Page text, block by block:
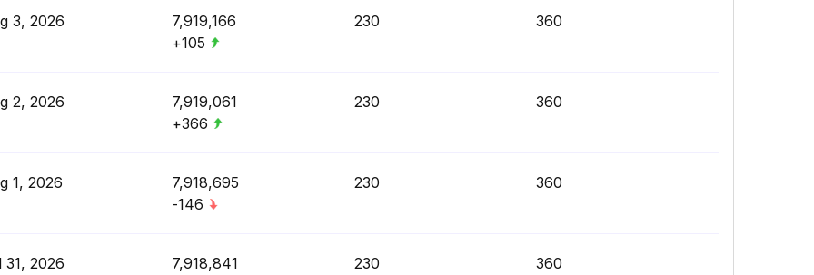
3, 2026
7,919,166
+105
230 360
2, 2026
7,919,061
+366
230 360
1, 2026
7,918,695
-146
230 360
31, 2026
7,918,841
230
360